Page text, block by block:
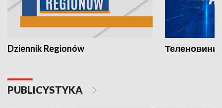
Dziennik Regionów Теленовини
PUBLICYSTYKA